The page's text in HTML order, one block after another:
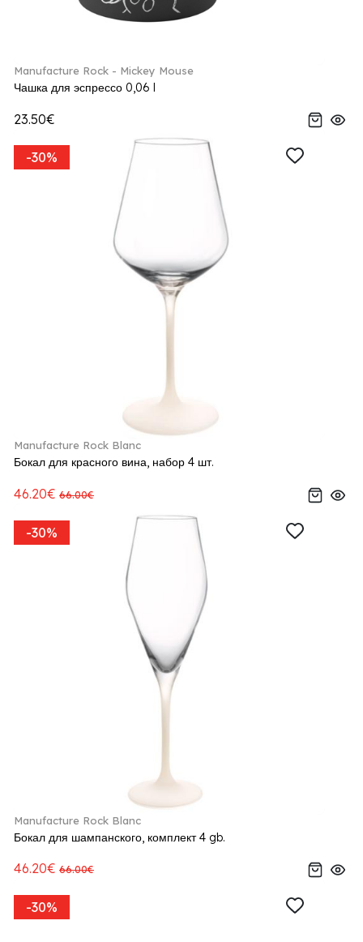
Manufacture Rock - Mickey Mouse
Чашка для эспрессо 0,06 l
23.50€
-30%
Manufacture Rock Blanc
Бокал для красного вина, набор 4 шт.
46.20€ 66.00€
-30%
Manufacture Rock Blanc
Бокал для шампанского, комплект 4 gb.
46.20€ 66.00€
-30%